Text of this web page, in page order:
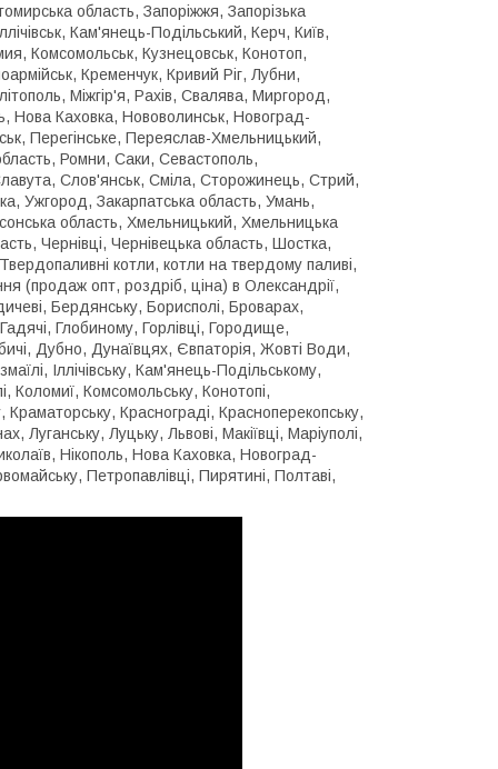
область, Запоріжжя, Запорізька
Кам'янець-Подільський, Керч, Київ,
Комсомольськ, Кузнецовськ, Конотоп,
Кременчук, Кривий Ріг, Лубни,
Міжгір'я, Рахів, Свалява, Миргород,
Нова Каховка, Нововолинськ, Новоград-
Перегінське, Переяслав-Хмельницький,
Ромни, Саки, Севастополь,
Слов'янськ, Сміла, Сторожинець, Стрий,
Ужгород, Закарпатська область, Умань,
область, Хмельницький, Хмельницька
Чернівці, Чернівецька область, Шостка,
котли, котли на твердому паливі,
(продаж опт, роздріб, ціна) в Олександрії,
Бердянську, Борисполі, Броварах,
Глобиному, Горлівці, Городище,
Дубно, Дунаївцях, Євпаторія, Жовті Води,
Іллічівську, Кам'янець-Подільському,
Коломиї, Комсомольську, Конотопі,
Краматорську, Краснограді, Красноперекопську,
Луганську, Луцьку, Львові, Макіївці, Маріуполі,
Нікополь, Нова Каховка, Новоград-
Петропавлівці, Пирятині, Полтаві,